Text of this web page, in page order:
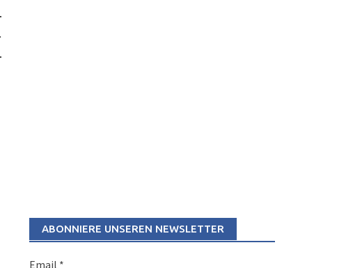
ABONNIERE UNSEREN NEWSLETTER
Email *